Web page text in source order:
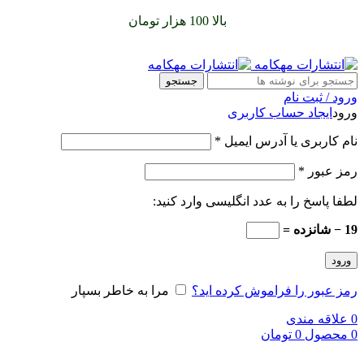
بالا 100 هزار تومان
جستجو
ورود / ثبت نام
ورود ایجاد حساب کاربری
نام کاربری یا آدرس ایمیل *
رمز عبور *
لطفا پاسخ را به عدد انگلیسی وارد کنید:
19 − شانزده =
ورود
رمز عبور را فراموش کرده اید؟ مرا به خاطر بسپار
0 علاقه مندی
0 محصول 0 تومان